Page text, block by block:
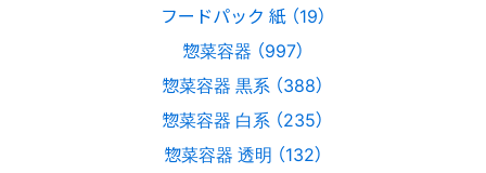
フードパック 紙 （19）
惣菜容器 （997）
惣菜容器 黒系 （388）
惣菜容器 白系 （235）
惣菜容器 透明 （132）